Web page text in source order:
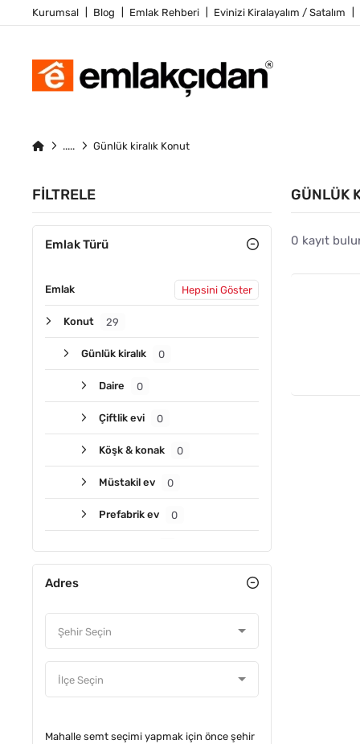
Kurumsal Blog Emlak Rehberi Evinizi Kiralayalım / Satalım
Günlük kiralık Konut
FILTRELE
Emlak Türü
Emlak Hepsini Göster
Konut 29
Günlük kiralık 0
Daire 0
Çiftlik evi 0
Köşk & konak 0
Müstakil ev 0
Prefabrik ev 0
Vip villa 0
Yazlık
Adres
Mahalle semt seçimi yapmak için önce şehir
GÜNLÜK
0 kayıt